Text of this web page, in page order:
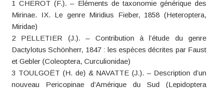
1 CHEROT (F.). – Eléments de taxonomie générique des
Mirinae. IX. Le genre Miridius Fieber, 1858 (Heteroptera,
Miridae)
2 PELLETIER (J.). – Contribution à l’étude du genre
Dactylotus Schönherr, 1847 : les espèces décrites par Faust
et Gebler (Coleoptera, Curculionidae)
3 TOULGOËT (H. de) & NAVATTE (J.). – Description d’un
nouveau Pericopinae d’Amérique du Sud (Lepidoptera